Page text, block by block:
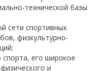
технической базы
сети спортивных
физкультурно-
его широкое
и